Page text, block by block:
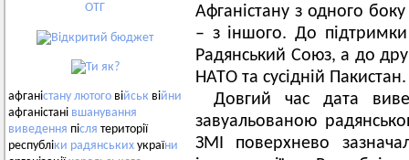
афганістану лютого військ війни
афганістані вшанування
виведення після території
республіки радянських україни
Афганістану з одного
– з іншого. До
Радянський Союз, а до
НАТО та сусідній Пакистан.
Довгий час дата
завуальованою
ЗМІ поверхнево